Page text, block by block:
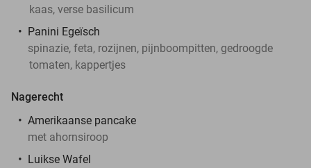
kaas, verse basilicum
Panini Egeïsch
spinazie, feta, rozijnen, pijnboompitten, gedroogde
tomaten, kappertjes
Nagerecht
Amerikaanse pancake
met ahornsiroop
Luikse Wafel